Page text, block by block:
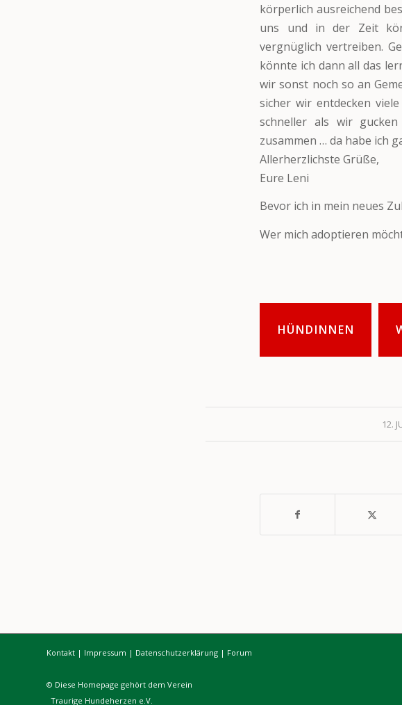
körperlich ausreichend
uns und in der Zeit
vergnüglich vertreiben.
könnte ich dann all das
wir sonst noch so an
sicher wir entdecken
schneller als wir
zusammen … da habe ich
Allerherzlichste Grüße,
Eure Leni
Bevor ich in mein neues
Wer mich adoptieren
HÜNDINNEN
12.
Kontakt | Impressum | Datenschutzerklärung | Forum
© Diese Homepage gehört dem Verein
Traurige Hundeherzen e.V.